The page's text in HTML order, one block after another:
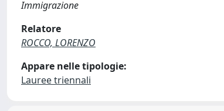
Immigrazione
Relatore
ROCCO, LORENZO
Appare nelle tipologie:
Lauree triennali